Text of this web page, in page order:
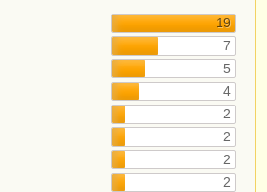
19
7
5
4
2
2
2
2